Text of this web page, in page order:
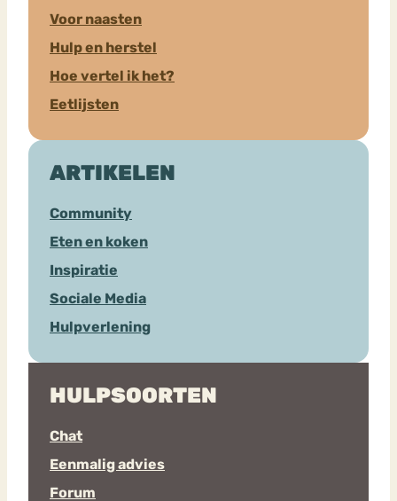
Voor naasten
Hulp en herstel
Hoe vertel ik het?
Eetlijsten
ARTIKELEN
Community
Eten en koken
Inspiratie
Sociale Media
Hulpverlening
HULPSOORTEN
Chat
Eenmalig advies
Forum